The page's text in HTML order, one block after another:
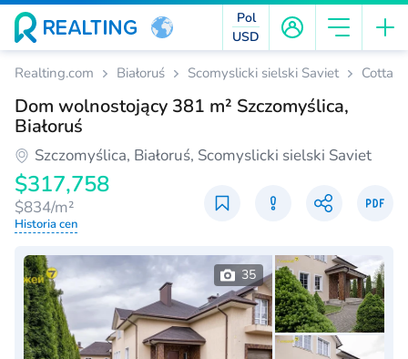
Pol
USD
Realting.com Białoruś Scomyslicki sielski Saviet
Dom wolnostojący 381 m² Szczomyślica,
Białoruś
Szczomyślica, Białoruś, Scomyslicki sielski Saviet
$317,758
$834/m²
Historia cen
35